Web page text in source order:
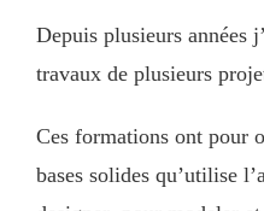
Depuis plusieurs années
travaux de plusieurs
Ces formations ont pour
bases solides qu’utilise